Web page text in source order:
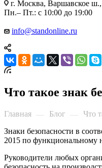
г. Москва, Варшавское
Пн.– Пт.: с 10:00 до 19:00
info@standonline.ru
Что такое знак
Главная — Блог — Что
Знаки безопасности в
2015 по функциональному
Руководители любых